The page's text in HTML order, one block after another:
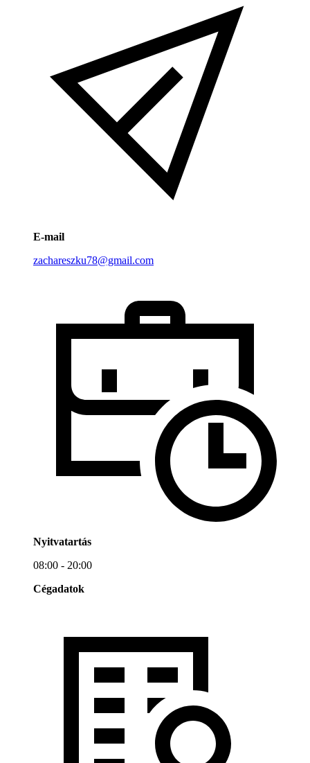
E-mail
zachareszku78@gmail.com
Nyitvatartás
08:00 - 20:00
Cégadatok